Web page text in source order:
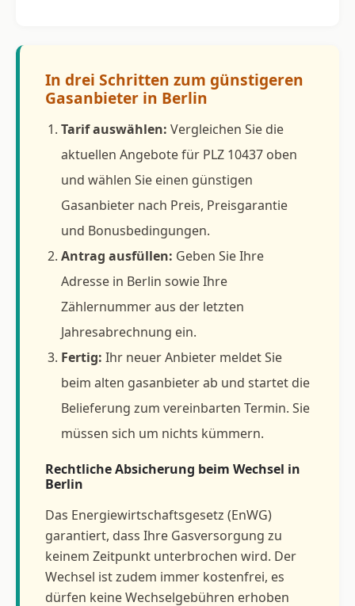
In drei Schritten zum günstigeren
Gasanbieter in Berlin
Tarif auswählen: Vergleichen Sie die
aktuellen Angebote für PLZ 10437 oben
und wählen Sie einen günstigen
Gasanbieter nach Preis, Preisgarantie
und Bonusbedingungen.
Antrag ausfüllen: Geben Sie Ihre
Adresse in Berlin sowie Ihre
Zählernummer aus der letzten
Jahresabrechnung ein.
Fertig: Ihr neuer Anbieter meldet Sie
beim alten gasanbieter ab und startet die
Belieferung zum vereinbarten Termin. Sie
müssen sich um nichts kümmern.
Rechtliche Absicherung beim Wechsel in
Berlin
Das Energiewirtschaftsgesetz (EnWG)
garantiert, dass Ihre Gasversorgung zu
keinem Zeitpunkt unterbrochen wird. Der
Wechsel ist zudem immer kostenfrei, es
dürfen keine Wechselgebühren erhoben